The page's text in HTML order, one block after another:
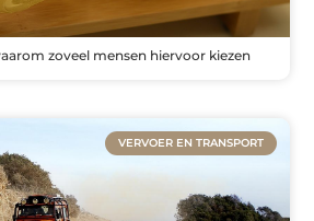
zoveel mensen hiervoor kiezen
VERVOER EN TRANSPORT